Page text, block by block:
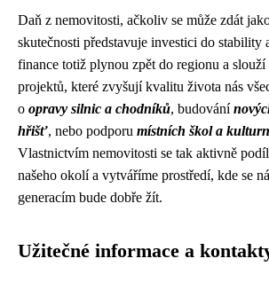
Daň z nemovitosti, ačkoliv se může zdát
skutečnosti představuje investici do stability
finance totiž plynou zpět do regionu a
projektů, které zvyšují kvalitu života nás
o opravy silnic a chodníků, budování
hřišť, nebo podporu místních škol a
Vlastnictvím nemovitosti se tak aktivně
našeho okolí a vytváříme prostředí, kde se
generacím bude dobře žít.
Užitečné informace a